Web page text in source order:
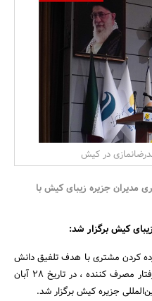
بانک، بیمه و سرمایه
مسکن و ساختمان
در کیش
مدیران جزیره زیبای کیش با
کیش برگزار شد:
کردن مشتری با هدف تلفیق دانش
نوروساینس، روانشناسی مشتری و علم رفتار مصرف کننده ، در تاریخ ۲۸ آبان